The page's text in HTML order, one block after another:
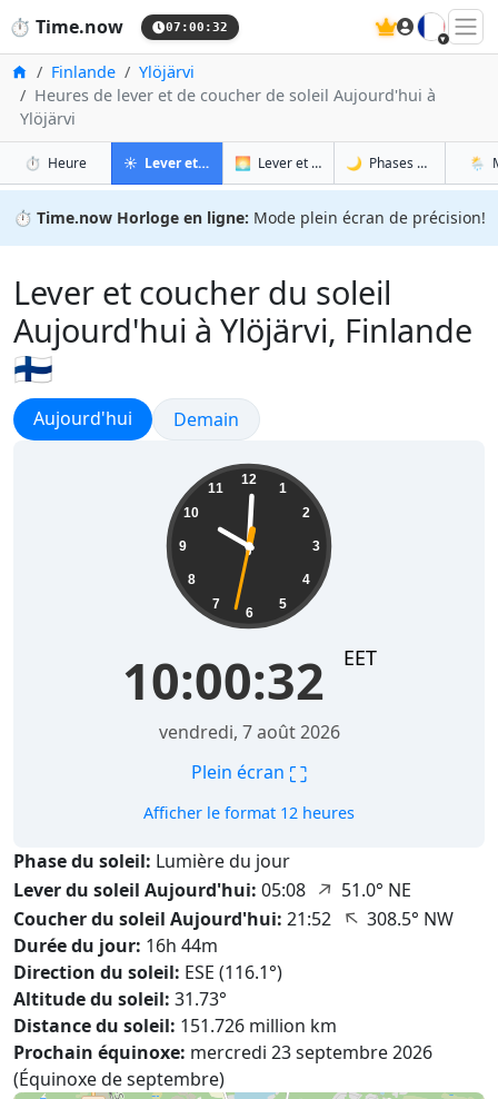
⏱️ Time.now 07:00:33 🇫🇷
Accueil
Finlande
Ylöjärvi
Heures de lever et de coucher de soleil Aujourd'hui à
Ylöjärvi
⏱️ Heureà Ylöjärvi
☀️ Lever et coucher du soleil à Ylöjärvi
🌅 Lever et coucher du soleil demain à
🌙 Phases de la Lune à
🌦️
⏱️ Time.now Horloge en ligne: Mode plein écran de précision!
Lever et coucher du soleil
Aujourd'hui à Ylöjärvi, Finlande
🇫🇮
Lever et coucher du soleil
Aujourd'hui Lever et coucher du soleil
Demain
12
1
2
3
4
5
6
7
8
9
10
11
10:00:33 EET
vendredi, 7 août 2026
Plein écran ⛶
Afficher le format 12 heures
Phase du soleil: Lumière du jour
Lever du soleil Aujourd'hui: 05:08 ↑ 51.0° NE
Coucher du soleil Aujourd'hui: 21:52 ↑308.5° NW
Durée du jour: 16h 44m
Direction du soleil: ESE (116.1°)
Altitude du soleil: 31.73°
Distance du soleil: 151.726 million km
Prochain équinoxe: mercredi 23 septembre 2026
(Équinoxe de septembre)